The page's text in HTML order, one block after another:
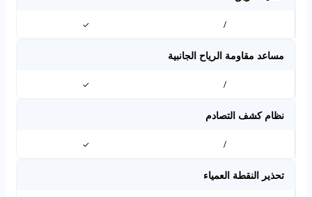
/
✓
مساعد مقاومة الرياح الجانبية
/
✓
نظام كشف التصادم
/
✓
تحذير النقطة العمياء